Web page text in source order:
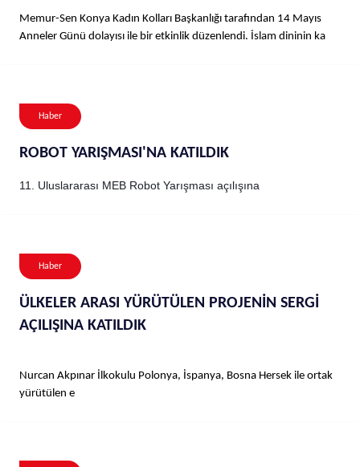
Memur-Sen Konya Kadın Kolları Başkanlığı tarafından 14 Mayıs
Anneler Günü dolayısı ile bir etkinlik düzenlendi. İslam dininin ka
Haber
ROBOT YARIŞMASI'NA KATILDIK
11. Uluslararası MEB Robot Yarışması açılışına
Haber
ÜLKELER ARASI YÜRÜTÜLEN PROJENİN SERGİ
AÇILIŞINA KATILDIK
Nurcan Akpınar İlkokulu Polonya, İspanya, Bosna Hersek ile ortak
yürütülen e